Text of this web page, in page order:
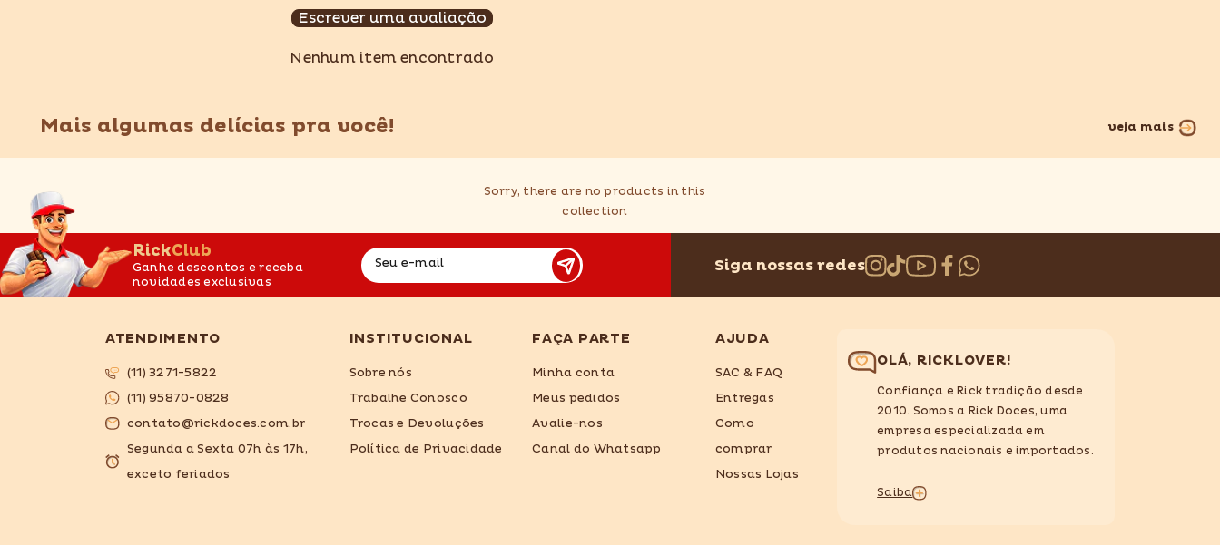
Escrever uma avaliação
Nenhum item encontrado
Mais algumas delícias pra você! veja mais
Sorry, there are no products in this
collection
RickClub
Ganhe descontos e receba
novidades exclusivas
Seu e-mail Siga nossas redes
ATENDIMENTO
(11) 3271-5822
(11) 95870-0828
contato@rickdoces.com.br
Segunda a Sexta 07h às 17h,
exceto feriados
INSTITUCIONAL
Sobre nós
Trabalhe Conosco
Trocas e Devoluções
Política de Privacidade
FAÇA PARTE
Minha conta
Meus pedidos
Avalie-nos
Canal do Whatsapp
AJUDA
SAC & FAQ
Entregas
Como
comprar
Nossas Lojas
OLÁ, RICKLOVER!
Confiança e Rick tradição desde
2010. Somos a Rick Doces, uma
empresa especializada em
produtos nacionais e importados.
Saiba